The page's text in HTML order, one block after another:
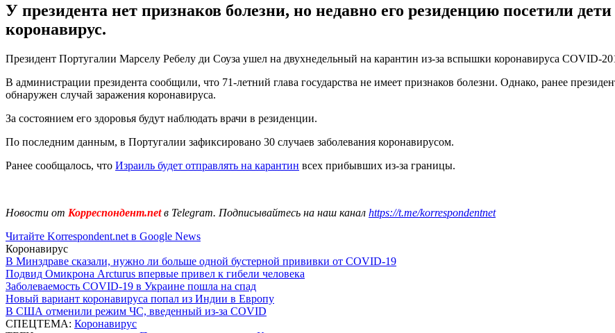
У президента нет признаков болезни, но недавно его резиденцию посетили
коронавирус.
Президент Португалии Марселу Ребелу ди Соуза ушел на двухнедельный на карантин из-за вспышки коронавируса COVID-
В администрации президента сообщили, что 71-летний глава государства не имеет признаков болезни. Однако, ранее
обнаружен случай заражения коронавируса.
За состоянием его здоровья будут наблюдать врачи в резиденции.
По последним данным, в Португалии зафиксировано 30 случаев заболевания коронавирусом.
Ранее сообщалось, что Израиль будет отправлять на карантин всех прибывших из-за границы.
Новости от Корреспондент.netв Telegram. Подписывайтесь на наш канал https://t.me/korrespondentnet
Читайте Korrespondent.net в Google News
Коронавирус
В Минздраве сказали, нужно ли больше одной бустерной прививки от COVID-19
Подвид Омикрона Arcturus впервые привел к гибели человека
Заболеваемость COVID-19 в Украине пошла на спад
Новый вариант коронавируса попал из Индии в Европу
В США отменили режим ЧС, введенный из-за COVID
СПЕЦТЕМА: Коронавирус